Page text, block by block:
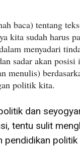
baca) tentang
kita sudah harus
menyadari
sadar akan posisi
menulis)
politik kita.
dan
tentu sulit